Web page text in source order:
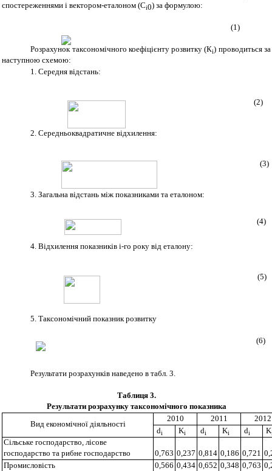
спостереженнями і вектором-еталоном (Ci0) за формулою:
(1)
Розрахунок таксономічного коефіцієнту розвитку (Кі) проводиться за
наступною схемою:
1. Середня відстань:
(2)
2. Середньоквадратичне відхилення:
(3)
3. Загальна відстань між показниками та еталоном:
(4)
4. Відхилення показників і-го року від еталону:
(5)
5. Таксономічний показник розвитку
(6)
Результати розрахунків наведено в табл. 3.
Таблиця 3.
Результати розрахунку таксономічного показника
Вид економічної діяльності
2010 2011
2012
di Ki di Ki di K
Сільське господарство, лісове
господарство та рибне господарство
0,763 0,237 0,814 0,186 0,721
Промисловість
0,566 0,434 0,652 0,348 0,763